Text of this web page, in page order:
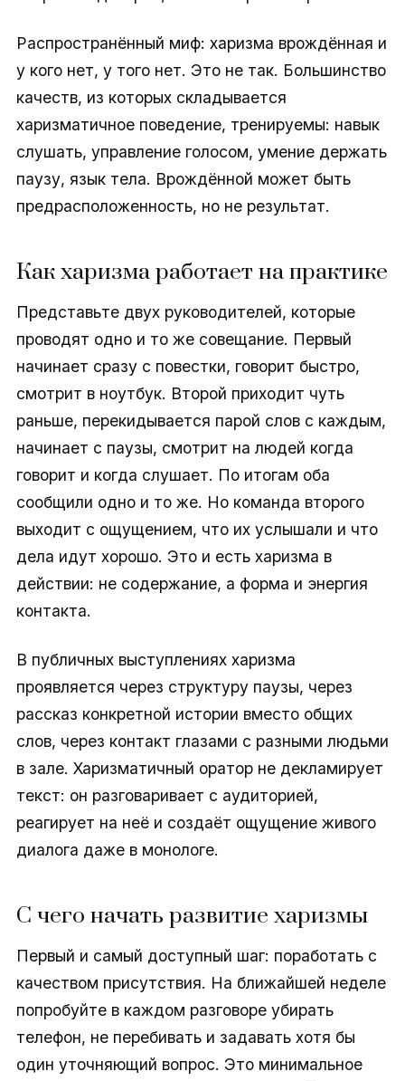
Распространённый миф: харизма врождённая и
у кого нет, у того нет. Это не так. Большинство
качеств, из которых складывается
харизматичное поведение, тренируемы: навык
слушать, управление голосом, умение держать
паузу, язык тела. Врождённой может быть
предрасположенность, но не результат.
Как харизма работает на практике
Представьте двух руководителей, которые
проводят одно и то же совещание. Первый
начинает сразу с повестки, говорит быстро,
смотрит в ноутбук. Второй приходит чуть
раньше, перекидывается парой слов с каждым,
начинает с паузы, смотрит на людей когда
говорит и когда слушает. По итогам оба
сообщили одно и то же. Но команда второго
выходит с ощущением, что их услышали и что
дела идут хорошо. Это и есть харизма в
действии: не содержание, а форма и энергия
контакта.
В публичных выступлениях харизма
проявляется через структуру паузы, через
рассказ конкретной истории вместо общих
слов, через контакт глазами с разными людьми
в зале. Харизматичный оратор не декламирует
текст: он разговаривает с аудиторией,
реагирует на неё и создаёт ощущение живого
диалога даже в монологе.
С чего начать развитие харизмы
Первый и самый доступный шаг: поработать с
качеством присутствия. На ближайшей неделе
попробуйте в каждом разговоре убирать
телефон, не перебивать и задавать хотя бы
один уточняющий вопрос. Это минимальное